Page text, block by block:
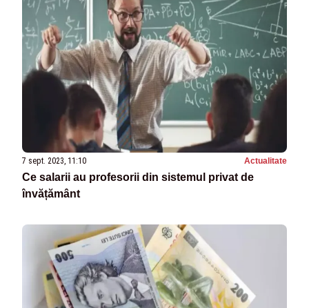
7 sept. 2023, 11:10 Actualitate
Ce salarii au profesorii din sistemul privat de
învățământ